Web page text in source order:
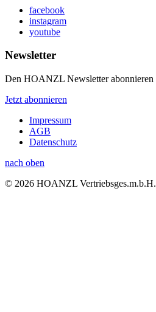
facebook
instagram
youtube
Newsletter
Den HOANZL Newsletter abonnieren
Jetzt abonnieren
Impressum
AGB
Datenschutz
nach oben
© 2026 HOANZL Vertriebsges.m.b.H.